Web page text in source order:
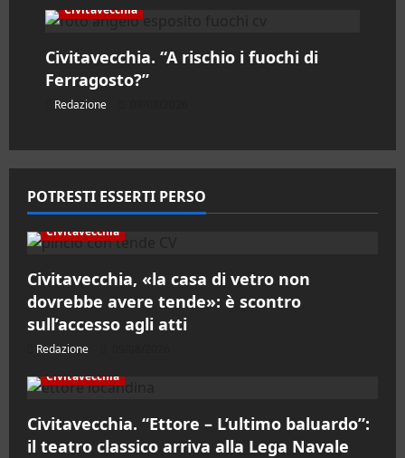
o
Civitavecchia
Civitavecchia. “A rischio i fuochi di
Ferragosto?”
Redazione
POTRESTI ESSERTI PERSO
Civitavecchia
Civitavecchia, «la casa di vetro non
dovrebbe avere tende»: è scontro
sull’accesso agli atti
Redazione
Civitavecchia
Civitavecchia. “Ettore – L’ultimo baluardo”:
il teatro classico arriva alla Lega Navale